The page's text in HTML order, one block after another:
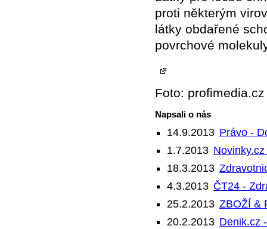
proti některým
látky obdařené
povrchové
Foto: profimedia.cz
Napsali o nás
14.9.2013 Právo -
1.7.2013
18.3.2013
4.3.2013 ČT24 -
25.2.2013 ZBOŽÍ &
20.2.2013 Denik.cz